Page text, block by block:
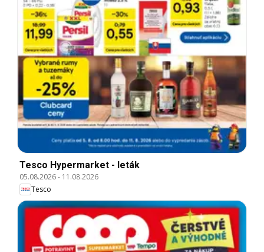
Tesco Hypermarket - leták
05.08.2026- 11.08.2026
Tesco